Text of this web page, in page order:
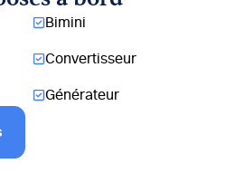
Bimini
Convertisseur
Générateur